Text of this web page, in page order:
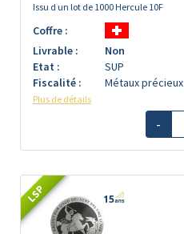
Issu d un lot de 1000 Hercule 10F
Coffre :
Livrable :
Non
Etat :
SUP
Fiscalité :
Métaux précieux
Plus de détails
-
LSP